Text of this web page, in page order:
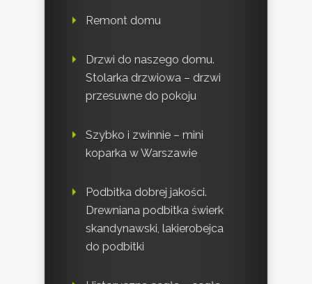
Remont domu
Drzwi do naszego domu.
Stolarka drzwiowa – drzwi
przesuwne do pokoju
Szybko i zwinnie – mini
koparka w Warszawie
Podbitka dobrej jakości.
Drewniana podbitka świerk
skandynawski, lakierobejca
do podbitki